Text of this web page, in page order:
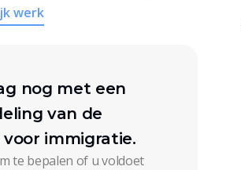
werk
nog met een
van de
immigratie.
te bepalen of u voldoet